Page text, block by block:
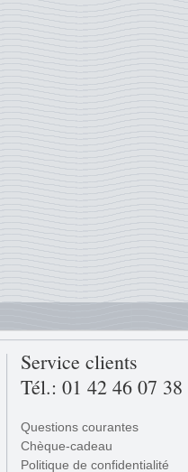
Service clients
Tél.: 01 42 46 07 38
Questions courantes
Chèque-cadeau
Politique de confidentialité